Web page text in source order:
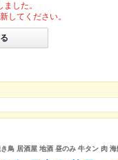
した。
してください。
鳥 居酒屋 地酒 昼のみ 牛タン 肉 海